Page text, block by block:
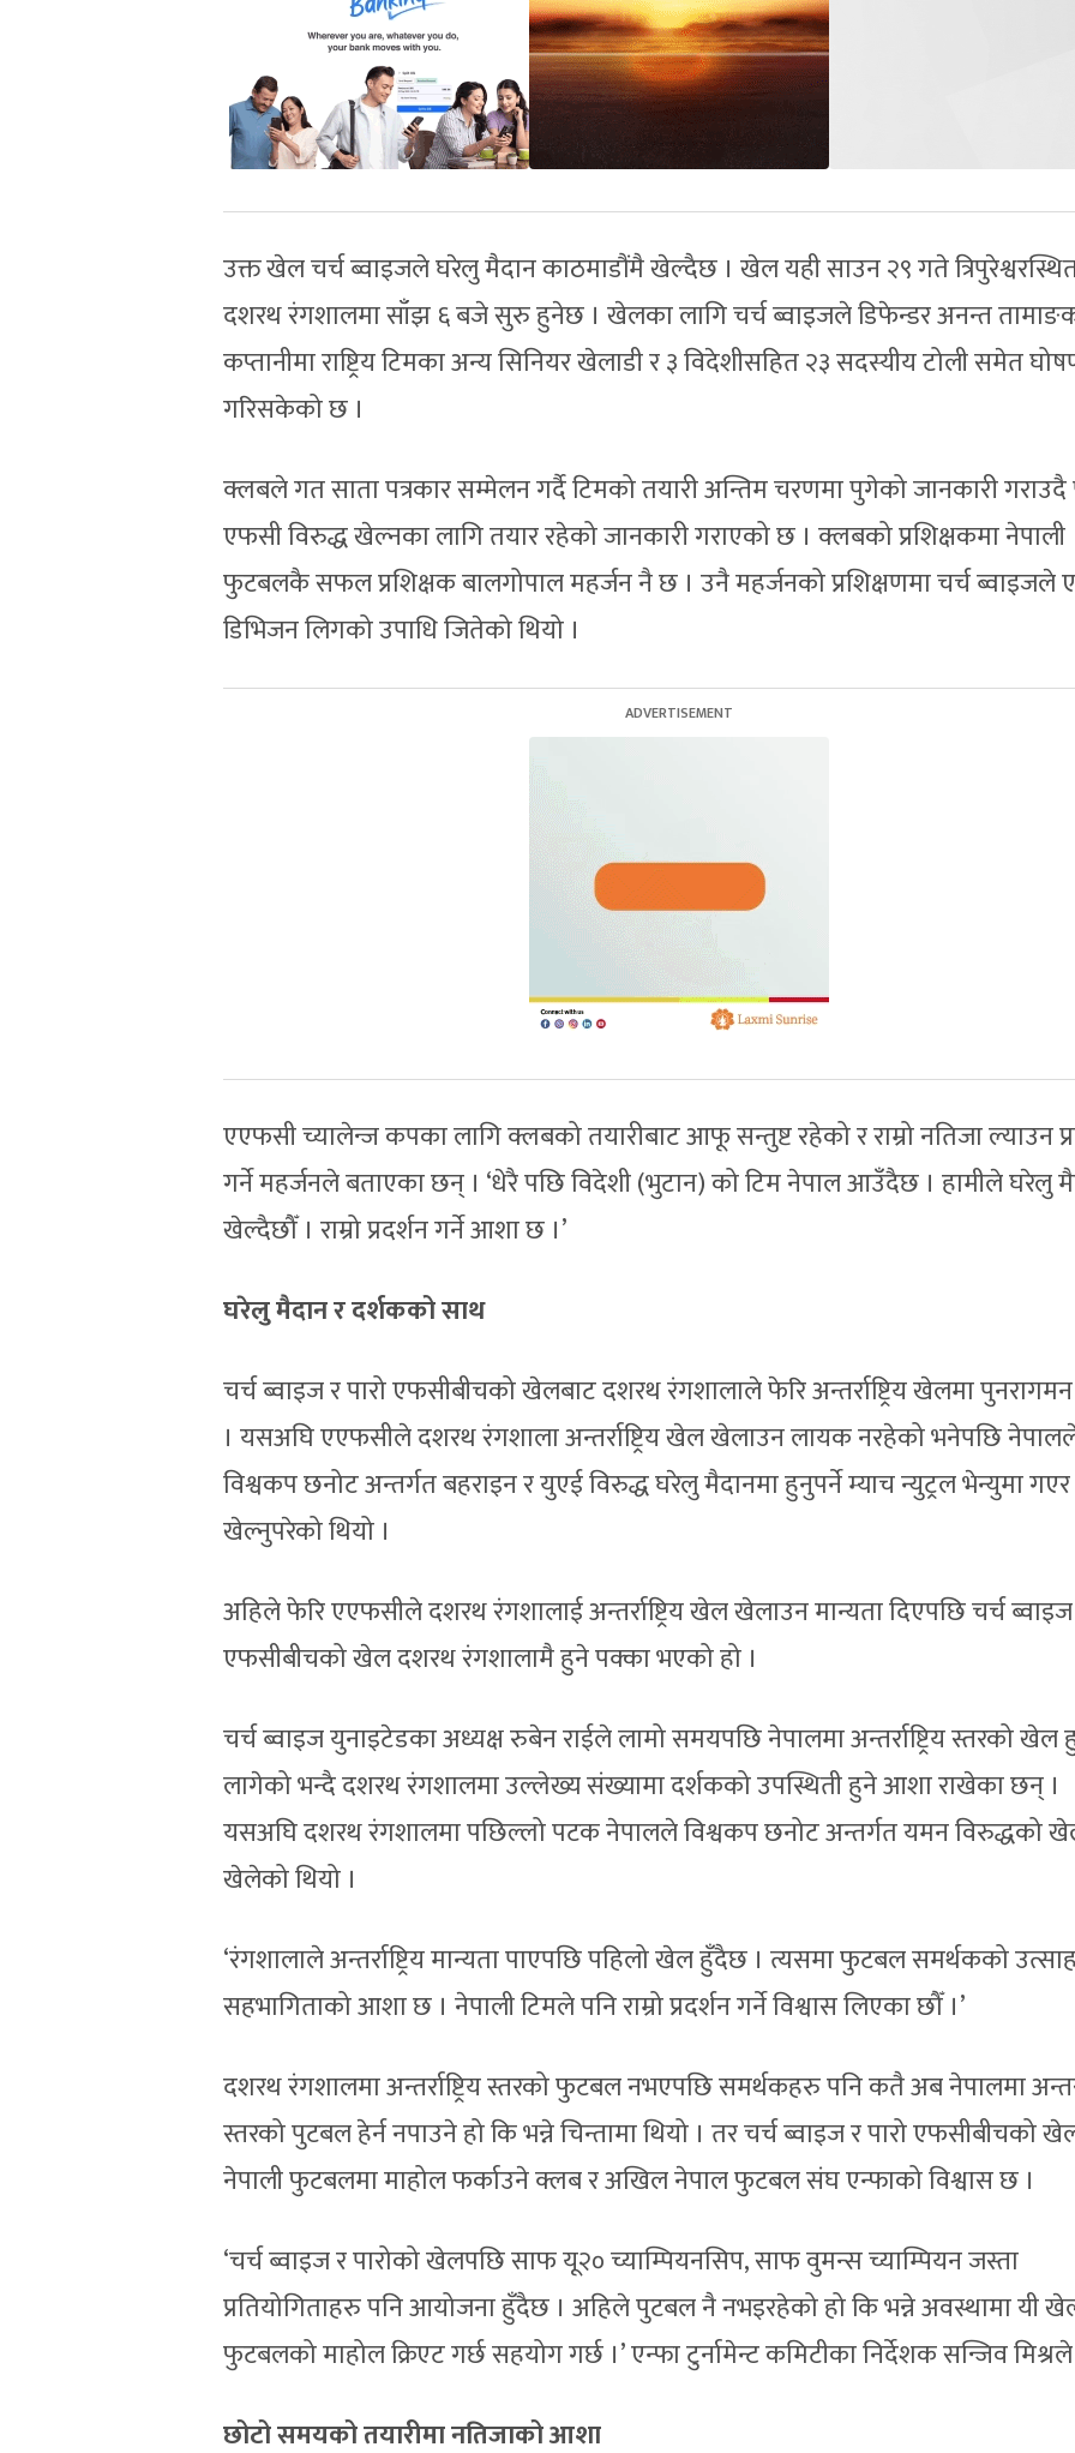
उक्त खेल चर्च ब्वाइजले घरेलु मैदान काठमाडौंमै खेल्दैछ । खेल यही साउन २९ गते
दशरथ रंगशालमा साँझ ६ बजे सुरु हुनेछ । खेलका लागि चर्च ब्वाइजले डिफेन्डर अनन्त
कप्तानीमा राष्ट्रिय टिमका अन्य सिनियर खेलाडी र ३ विदेशीसहित २३ सदस्यीय टोली समेत
गरिसकेको छ ।
क्लबले गत साता पत्रकार सम्मेलन गर्दै टिमको तयारी अन्तिम चरणमा पुगेको जानकारी गराउदै
एफसी विरुद्ध खेल्नका लागि तयार रहेको जानकारी गराएको छ । क्लबको प्रशिक्षकमा नेपाली
फुटबलकै सफल प्रशिक्षक बालगोपाल महर्जन नै छ । उनै महर्जनको प्रशिक्षणमा चर्च ब्वाइजले ए
डिभिजन लिगको उपाधि जितेको थियो ।
एएफसी च्यालेन्ज कपका लागि क्लबको तयारीबाट आफू सन्तुष्ट रहेको र राम्रो नतिजा ल्याउन
गर्ने महर्जनले बताएका छन् । ‘धेरै पछि विदेशी (भुटान) को टिम नेपाल आउँदैछ । हामीले घरेलु
खेल्दैछौँ । राम्रो प्रदर्शन गर्ने आशा छ ।’
घरेलु मैदान र दर्शकको साथ
चर्च ब्वाइज र पारो एफसीबीचको खेलबाट दशरथ रंगशालाले फेरि अन्तर्राष्ट्रिय खेलमा
। यसअघि एएफसीले दशरथ रंगशाला अन्तर्राष्ट्रिय खेल खेलाउन लायक नरहेको भनेपछि
विश्वकप छनोट अन्तर्गत बहराइन र युएई विरुद्ध घरेलु मैदानमा हुनुपर्ने म्याच न्युट्रल भेन्युमा गएर
खेल्नुपरेको थियो ।
अहिले फेरि एएफसीले दशरथ रंगशालाई अन्तर्राष्ट्रिय खेल खेलाउन मान्यता दिएपछि चर्च ब्वाइज
एफसीबीचको खेल दशरथ रंगशालामै हुने पक्का भएको हो ।
चर्च ब्वाइज युनाइटेडका अध्यक्ष रुबेन राईले लामो समयपछि नेपालमा अन्तर्राष्ट्रिय स्तरको खेल
लागेको भन्दै दशरथ रंगशालमा उल्लेख्य संख्यामा दर्शकको उपस्थिती हुने आशा राखेका छन् ।
यसअघि दशरथ रंगशालमा पछिल्लो पटक नेपालले विश्वकप छनोट अन्तर्गत यमन विरुद्धको
खेलेको थियो ।
‘रंगशालाले अन्तर्राष्ट्रिय मान्यता पाएपछि पहिलो खेल हुँदैछ । त्यसमा फुटबल समर्थकको
सहभागिताको आशा छ । नेपाली टिमले पनि राम्रो प्रदर्शन गर्ने विश्वास लिएका छौँ ।’
दशरथ रंगशालमा अन्तर्राष्ट्रिय स्तरको फुटबल नभएपछि समर्थकहरु पनि कतै अब नेपालमा
स्तरको पुटबल हेर्न नपाउने हो कि भन्ने चिन्तामा थियो । तर चर्च ब्वाइज र पारो एफसीबीचको
नेपाली फुटबलमा माहोल फर्काउने क्लब र अखिल नेपाल फुटबल संघ एन्फाको विश्वास छ ।
‘चर्च ब्वाइज र पारोको खेलपछि साफ यू२० च्याम्पियनसिप, साफ वुमन्स च्याम्पियन जस्ता
प्रतियोगिताहरु पनि आयोजना हुँदैछ । अहिले पुटबल नै नभइरहेको हो कि भन्ने अवस्थामा यी
फुटबलको माहोल क्रिएट गर्छ सहयोग गर्छ ।’ एन्फा टुर्नामेन्ट कमिटीका निर्देशक सन्जिव
छोटो समयको तयारीमा नतिजाको आशा